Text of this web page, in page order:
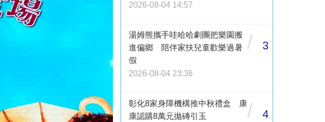
2026-08-04 14:57
湯姆熊攜手哇哈哈劇團把樂園搬
進偏鄉 陪伴家扶兒童歡樂過暑
假
2026-08-04 23:36
/ 3
彰化8家身障機構推中秋禮盒 康
康認購8萬元拋磚引玉
/ 4